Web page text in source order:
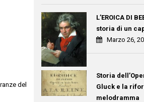
del
L’EROICA DI
storia di un
Marzo 26,
Storia
Gluck e la
melodramma